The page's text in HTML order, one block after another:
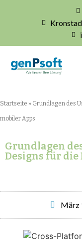
Startseite » Grundlagen des
mobiler Apps
Grundlagen
Designs für
März